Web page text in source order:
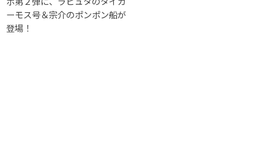
ーモス号＆宗介のポンポン船が
登場！